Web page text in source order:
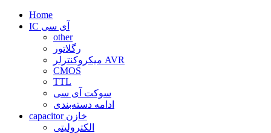
Home
IC آی سی
other
رگلاتور
میکروکنترلر AVR
CMOS
TTL
سوکت آی سی
ادامه دسته‌بندی
capacitor خازن
الکترولیتی